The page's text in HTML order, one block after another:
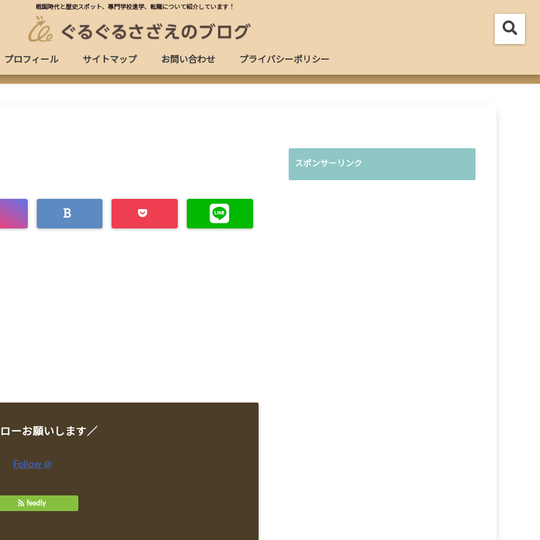
戦国時代と歴史スポット、專門学校進学、転職について紹介しています！
プロフィール サイトマップ お問い合わせ プライバシーポリシー
ーお願いします／
Follow @
feedly
スポンサーリンク